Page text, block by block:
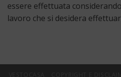
essere effettuata
lavoro che si desidera